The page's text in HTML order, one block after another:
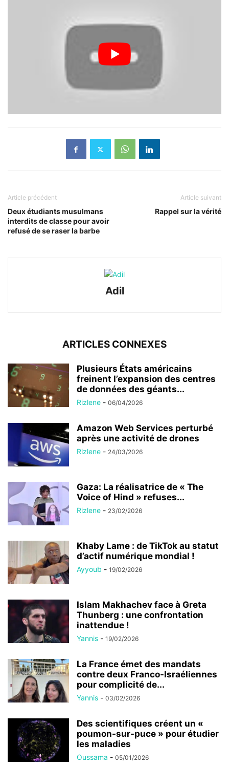
Article précédent
Deux étudiants musulmans
interdits de classe pour avoir
refusé de se raser la barbe
Article suivant
Rappel sur la vérité
Adil
ARTICLES CONNEXES
Plusieurs États américains
freinent l’expansion des centres
de données des géants...
Rizlene - 06/04/2026
Amazon Web Services perturbé
après une activité de drones
Rizlene - 24/03/2026
Gaza: La réalisatrice de « The
Voice of Hind » refuses...
Rizlene - 23/02/2026
Khaby Lame : de TikTok au statut
d’actif numérique mondial !
Ayyoub - 19/02/2026
Islam Makhachev face à Greta
Thunberg : une confrontation
inattendue !
Yannis - 19/02/2026
La France émet des mandats
contre deux Franco-Israéliennes
pour complicité de...
Yannis - 03/02/2026
Des scientifiques créent un «
poumon-sur-puce » pour étudier
les maladies
Oussama - 05/01/2026